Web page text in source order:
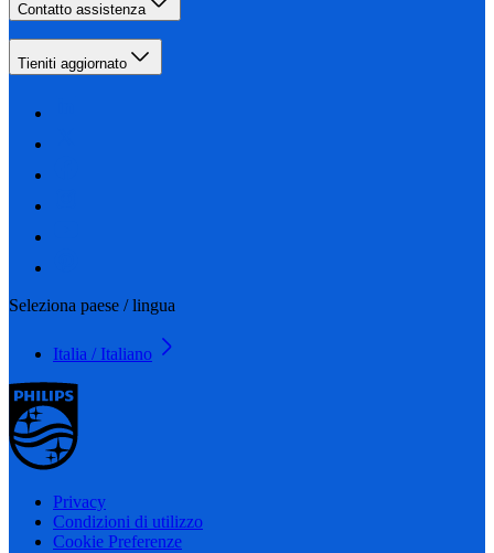
Contatto assistenza
Tieniti aggiornato
Seleziona paese / lingua
Italia / Italiano
Privacy
Condizioni di utilizzo
Cookie Preferenze